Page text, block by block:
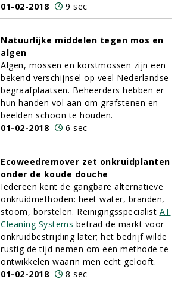
01-02-2018
9 sec
Natuurlijke middelen tegen mos en
algen
Algen, mossen en korstmossen zijn een
bekend verschijnsel op veel Nederlandse
begraafplaatsen. Beheerders hebben er
hun handen vol aan om grafstenen en -
beelden schoon te houden.
01-02-2018
6 sec
Ecoweedremover zet onkruidplanten
onder de koude douche
Iedereen kent de gangbare alternatieve
onkruidmethoden: heet water, branden,
stoom, borstelen. Reinigingsspecialist AT
Cleaning Systems betrad de markt voor
onkruidbestrijding later; het bedrijf wilde
rustig de tijd nemen om een methode te
ontwikkelen waarin men echt gelooft.
01-02-2018
8 sec